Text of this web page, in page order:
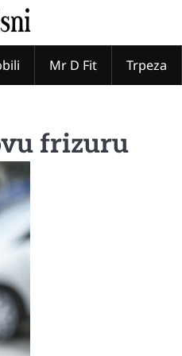
Mr D Fit Trpeza
frizuru